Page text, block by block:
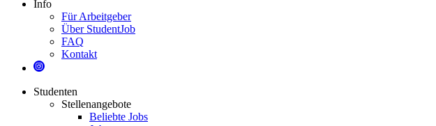
Info
Für Arbeitgeber
Über StudentJob
FAQ
Kontakt
Studenten
Stellenangebote
Beliebte Jobs